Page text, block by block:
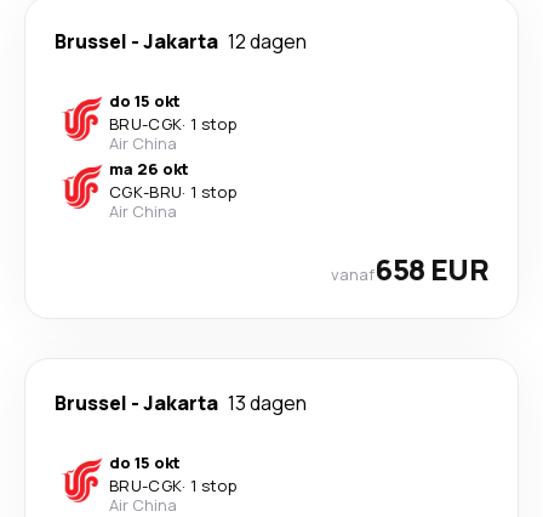
Brussel -Jakarta 12 dagen
do 15 okt
BRU-CGK· 1 stop
Air China
ma 26 okt
CGK-BRU· 1 stop
Air China
vanaf658 EUR
Brussel -Jakarta 13 dagen
do 15 okt
BRU-CGK· 1 stop
Air China